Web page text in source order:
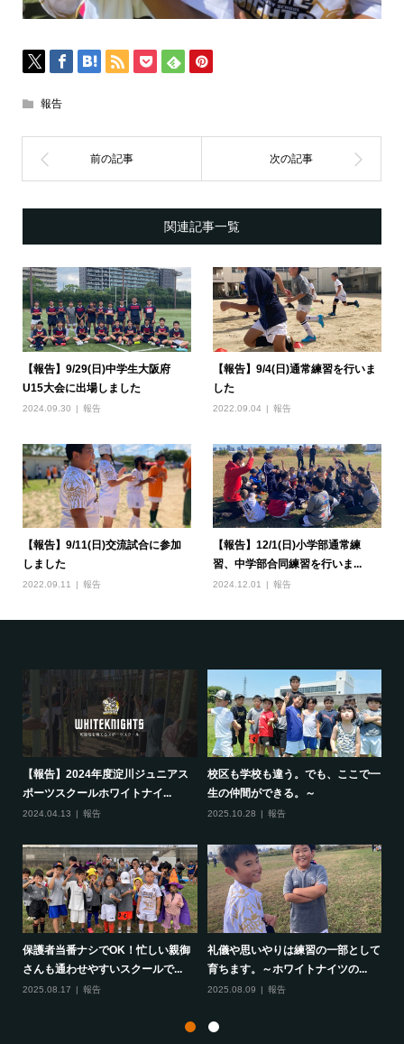
報告
関連記事一覧
【報告】9/29(日)中学生大阪府
U15大会に出場しました
2024.09.30 報告
【報告】9/4(日)通常練習を行いま
した
2022.09.04 報告
【報告】9/11(日)交流試合に参加
しました
2022.09.11 報告
【報告】12/1(日)小学部通常練
習、中学部合同練習を行いま...
2024.12.01 報告
【報告】2024年度淀川ジュニアス
ポーツスクールホワイトナイ...
2024.04.13 報告
校区も学校も違う。でも、ここで一
生の仲間ができる。～
2025.10.28 報告
保護者当番ナシでOK！忙しい親御
さんも通わせやすいスクールで...
2025.08.17 報告
礼儀や思いやりは練習の一部として
育ちます。～ホワイトナイツの...
2025.08.09 報告